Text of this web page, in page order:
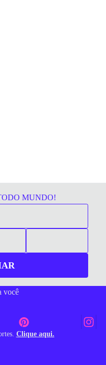
MUNDO!
Clique aqui.